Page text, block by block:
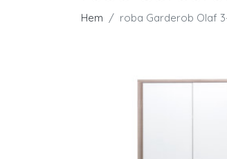
Hem roba Garderob Olaf